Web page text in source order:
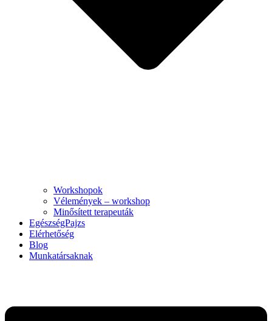
Workshopok
Vélemények – workshop
Minősített terapeuták
EgészségPajzs
Elérhetőség
Blog
Munkatársaknak